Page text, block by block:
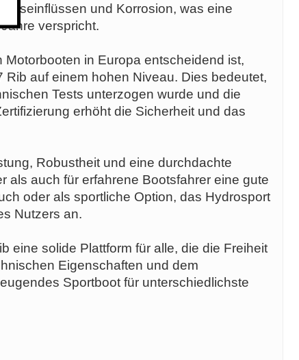
und Korrosion, was eine
verspricht.
in Europa entscheidend ist,
auf einem hohen Niveau. Dies bedeutet,
Tests unterzogen wurde und die
erhöht die Sicherheit und das
Robustheit und eine durchdachte
als auch für erfahrene Bootsfahrer eine gute
oder als sportliche Option, das Hydrosport
Nutzers an.
eine solide Plattform für alle, die die Freiheit
Eigenschaften und dem
Sportboot für unterschiedlichste